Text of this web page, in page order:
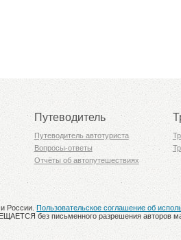
Путеводитель
Путеводитель автотуриста
Вопросы-ответы
Отчёты об автопутешествиях
и России.Пользовательское соглашение об
без письменного разрешения авторов